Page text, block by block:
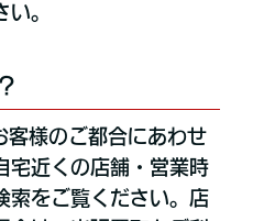
。
様のご都合にあわせ
宅近くの店舗・営業時
索をご覧ください。店